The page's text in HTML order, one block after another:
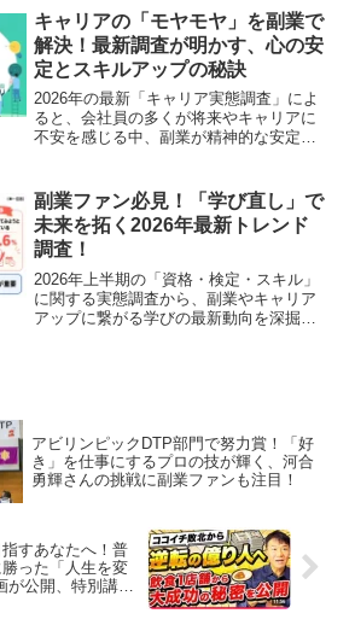
10日（火）に開催されます。
キャリアの「モヤモヤ」を副業で
解決！最新調査が明かす、心の安
定とスキルアップの秘訣
2026年の最新「キャリア実態調査」によ
ると、会社員の多くが将来やキャリアに
不安を感じる中、副業が精神的な安定を
のヒントや自己投資の実態を深掘りし、
あなたのキャリアを豊かにする「推し
活」としての副業を応援します！
副業ファン必見！「学び直し」で
未来を拓く2026年最新トレンド
調査！
2026年上半期の「資格・検定・スキル」
に関する実態調査から、副業やキャリア
アップに繋がる学びの最新動向を深掘
アビリンピックDTP部門で努力賞！「好
き」を仕事にするプロの技が輝く、河合
勇輝さんの挑戦に副業ファンも注目！
すあなたへ！普
った「人生を変
が公開、特別講座